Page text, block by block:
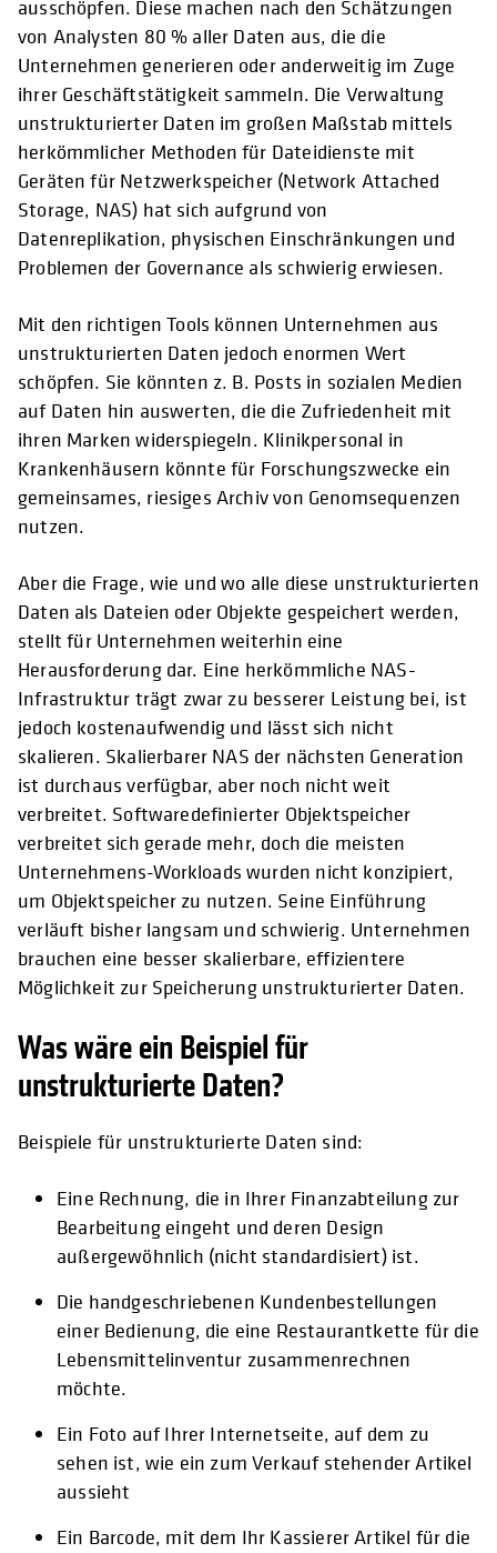
ausschöpfen. Diese machen nach den Schätzungen
von Analysten 80 % aller Daten aus, die die
Unternehmen generieren oder anderweitig im Zuge
ihrer Geschäftstätigkeit sammeln. Die Verwaltung
unstrukturierter Daten im großen Maßstab mittels
herkömmlicher Methoden für Dateidienste mit
Geräten für Netzwerkspeicher (Network Attached
Storage, NAS) hat sich aufgrund von
Datenreplikation, physischen Einschränkungen und
Problemen der Governance als schwierig erwiesen.
Mit den richtigen Tools können Unternehmen aus
unstrukturierten Daten jedoch enormen Wert
schöpfen. Sie könnten z. B. Posts in sozialen Medien
auf Daten hin auswerten, die die Zufriedenheit mit
ihren Marken widerspiegeln. Klinikpersonal in
Krankenhäusern könnte für Forschungszwecke ein
gemeinsames, riesiges Archiv von Genomsequenzen
nutzen.
Aber die Frage, wie und wo alle diese unstrukturierten
Daten als Dateien oder Objekte gespeichert werden,
stellt für Unternehmen weiterhin eine
Herausforderung dar. Eine herkömmliche NAS-
Infrastruktur trägt zwar zu besserer Leistung bei, ist
jedoch kostenaufwendig und lässt sich nicht
skalieren. Skalierbarer NAS der nächsten Generation
ist durchaus verfügbar, aber noch nicht weit
verbreitet. Softwaredefinierter Objektspeicher
verbreitet sich gerade mehr, doch die meisten
Unternehmens-Workloads wurden nicht konzipiert,
um Objektspeicher zu nutzen. Seine Einführung
verläuft bisher langsam und schwierig. Unternehmen
brauchen eine besser skalierbare, effizientere
Möglichkeit zur Speicherung unstrukturierter Daten.
Was wäre ein Beispiel für
unstrukturierte Daten?
Beispiele für unstrukturierte Daten sind:
Eine Rechnung, die in Ihrer Finanzabteilung zur
Bearbeitung eingeht und deren Design
außergewöhnlich (nicht standardisiert) ist.
Die handgeschriebenen Kundenbestellungen
einer Bedienung, die eine Restaurantkette für die
Lebensmittelinventur zusammenrechnen
möchte.
Ein Foto auf Ihrer Internetseite, auf dem zu
sehen ist, wie ein zum Verkauf stehender Artikel
aussieht
Ein Barcode, mit dem Ihr Kassierer Artikel für die